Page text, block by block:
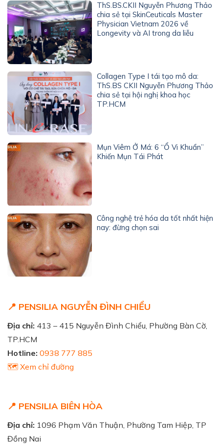
ThS.BS.CKII Nguyễn Phương Thảo
chia sẻ tại SkinCeuticals Master
Physician Vietnam 2026 về
Longevity và AI trong da liễu
Collagen Type I tái tạo mô da:
ThS.BS CKII Nguyễn Phương Thảo
chia sẻ tại hội nghị khoa học
TP.HCM
Mụn Viêm Ở Má: 6 “Ổ Vi Khuẩn”
Khiến Mụn Tái Phát
Công nghệ trẻ hóa da tốt nhất hiện
nay: đừng chọn sai
📍 PENSILIA NGUYỄN ĐÌNH CHIỂU
Địa chỉ: 413 – 415 Nguyễn Đình Chiểu, Phường Bàn Cờ,
TP.HCM
Hotline: 0938 777 885
🗺️ Xem chỉ đường
📍 PENSILIA BIÊN HÒA
Địa chỉ: 1096 Phạm Văn Thuận, Phường Tam Hiệp, TP
Đồng Nai